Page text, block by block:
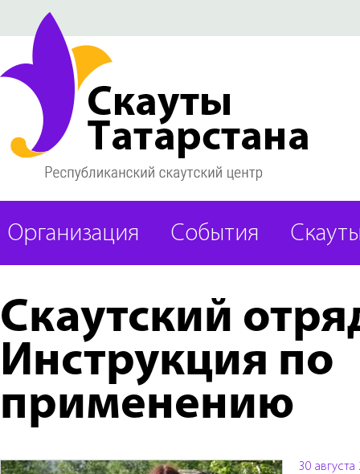
Организация События
Скаутский
Инструкция по
применению
30 августа